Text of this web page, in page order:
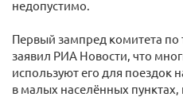
недопустимо.
Первый зампред комитета
заявил РИА Новости, что
используют его для поездок
в малых населённых